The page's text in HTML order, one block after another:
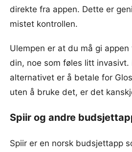
direkte fra appen. Dette er
mistet kontrollen.
Ulempen er at du må gi
din, noe som føles litt invasivt.
alternativet er å betale for
uten å bruke det, er det
Spiir og andre
Spiir er en norsk budsjettapp